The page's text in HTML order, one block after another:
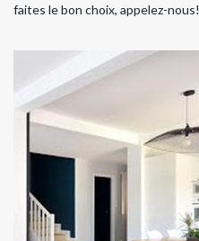
faites le bon choix, appelez-nous!